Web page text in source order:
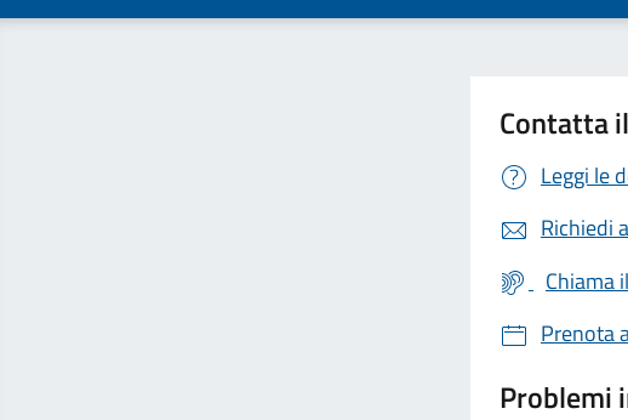
Contatta
Leggi le
Richiedi
Chiama
Prenota
Problemi